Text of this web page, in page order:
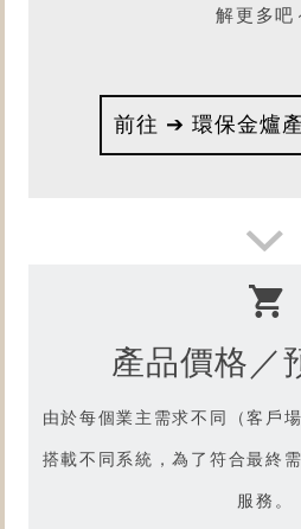
解更多吧
前往 ➔ 環保金爐
產品價格／
由於每個業主需求不同（客戶
搭載不同系統，為了符合最終
服務。